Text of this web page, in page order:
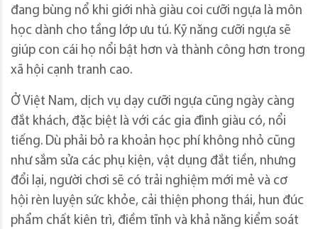
đang bùng nổ khi giới nhà giàu coi cưỡi ngựa là môn
học dành cho tầng lớp ưu tú. Kỹ năng cưỡi ngựa sẽ
giúp con cái họ nổi bật hơn và thành công hơn trong
xã hội cạnh tranh cao.
Ở Việt Nam, dịch vụ dạy cưỡi ngựa cũng ngày càng
đắt khách, đặc biệt là với các gia đình giàu có, nổi
tiếng. Dù phải bỏ ra khoản học phí không nhỏ cũng
như sắm sửa các phụ kiện, vật dụng đắt tiền, nhưng
đổi lại, người chơi sẽ có trải nghiệm mới mẻ và cơ
hội rèn luyện sức khỏe, cải thiện phong thái, hun đúc
phẩm chất kiên trì, điềm tĩnh và khả năng kiểm soát